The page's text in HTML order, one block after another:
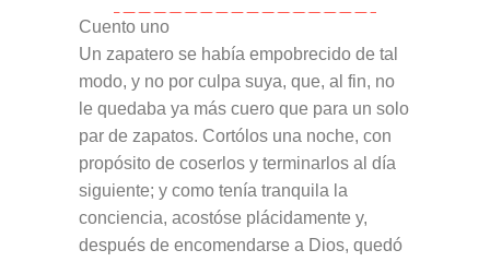
Cuento uno
Un zapatero se había empobrecido de tal
modo, y no por culpa suya, que, al fin, no
le quedaba ya más cuero que para un solo
par de zapatos. Cortólos una noche, con
propósito de coserlos y terminarlos al día
siguiente; y como tenía tranquila la
conciencia, acostóse plácidamente y,
después de encomendarse a Dios, quedó